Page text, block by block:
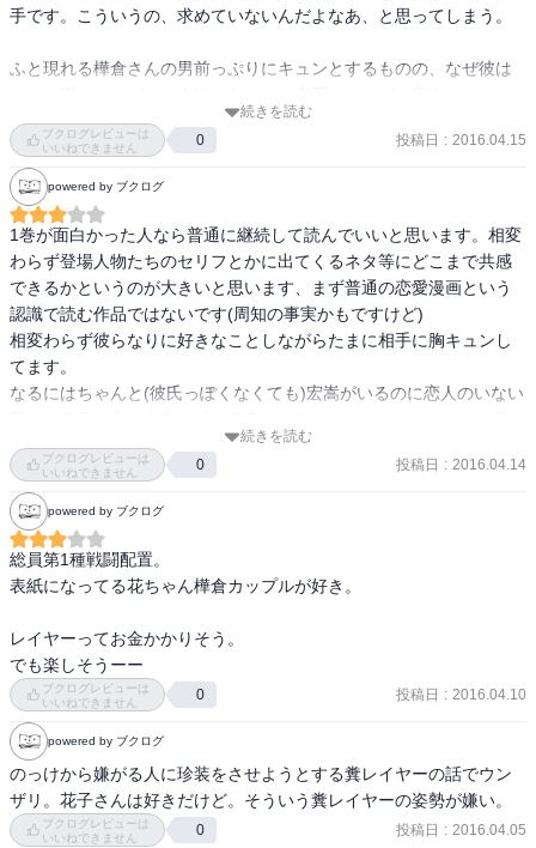
手です。こういうの、求めていないんだよなあ、と思ってしまう。
ふと現れる樺倉さんの男前っぷりにキュンとするものの、なぜ彼は
うか。私が花ちゃんの友達だったら、花ちゃんの後ろから樺倉さん
がブスブス言うたびに撃ち落としているであろう。
それとも、実はブスって言われて喜ぶ女子がマジョリティーなの
か…？まさか…。
２巻から登場する尚哉くんが、どストライクでした。あれで彼もヲ
タクだったら、言うことないのにな笑。
続きを読む
ブクログレビューは
いいねできません
0 投稿日 : 2016.04.15
powered by ブクログ
1巻が面白かった人なら普通に継続して読んでいいと思います。相変
わらず登場人物たちのセリフとかに出てくるネタ等にどこまで共感
できるかというのが大きいと思います、まず普通の恋愛漫画という
認識で読む作品ではないです(周知の事実かもですけど)
相変わらず彼らなりに好きなことしながらたまに相手に胸キュンし
てます。
なるにはちゃんと(彼氏っぽくなくても)宏嵩がいるのに恋人のいない
え恋人いても骨の髄まで二次元に生きてるなって感じが徹底してい
て子気味良かったです(笑)
続きを読む
ブクログレビューは
いいねできません
0 投稿日 : 2016.04.14
powered by ブクログ
総員第1種戦闘配置。
表紙になってる花ちゃん樺倉カップルが好き。
レイヤーってお金かかりそう。
でも楽しそうーー
ブクログレビューは
いいねできません
0 投稿日 : 2016.04.10
powered by ブクログ
のっけから嫌がる人に珍装をさせようとする糞レイヤーの話でウン
ザリ。花子さんは好きだけど。そういう糞レイヤーの姿勢が嫌い。
ブクログレビューは
いいねできません
0 投稿日 : 2016.04.05